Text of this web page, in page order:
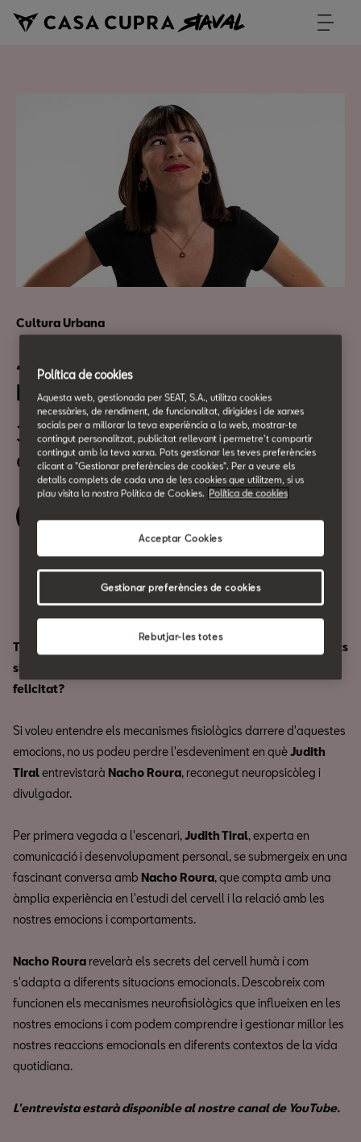
Cultura Urbana
Judith Tiral entrevista Nacho
Roura
31 de Maig
a les 19:00h
Compartir
T'has preguntat mai com el teu cervell s'adapta a diferents
situacions com l'amor, el desamor, l'enveja, la ràbia o la
felicitat?
Si voleu entendre els mecanismes fisiològics darrere d'aquestes
emocions, no us podeu perdre l'esdeveniment en quèJudith
Tiralentrevistarà Nacho Roura, reconegut neuropsicòleg i
divulgador.
Per primera vegada a l'escenari,Judith Tiral, experta en
comunicació i desenvolupament personal, se submergeix en una
fascinant conversa amb Nacho Roura, que compta amb una
àmplia experiència en l'estudi del cervell i la relació amb les
nostres emocions i comportaments.
Nacho Roura revelarà els secrets del cervell humà i com
s'adapta a diferents situacions emocionals. Descobreix com
funcionen els mecanismes neurofisiològics que influeixen en les
nostres emocions i com podem comprendre i gestionar millor les
nostres reaccions emocionals en diferents contextos de la vida
quotidiana.
L'entrevista estarà disponible al nostre canal de YouTube.
Política de cookies
Aquesta web, gestionada per SEAT, S.A., utilitza cookies
necessàries, de rendiment, de funcionalitat, dirigides i de xarxes
socials per a millorar la teva experiència a la web, mostrar-te
contingut personalitzat, publicitat rellevant i permetre't compartir
contingut amb la teva xarxa. Pots gestionar les teves preferències
clicant a "Gestionar preferències de cookies". Per a veure els
detalls complets de cada una de les cookies que utilitzem, si us
plau visita la nostra Política de Cookies. Política de cookies
Rebutjar-les totes
Acceptar Cookies
Gestionar preferències de cookies